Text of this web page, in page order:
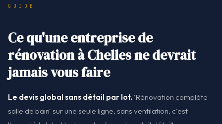
GUIDE
Ce qu'une entreprise de
rénovation à Chelles ne devrait
jamais vous faire
Le devis global sans détail par lot. 'Rénovation complète
salle de bain' sur une seule ligne, sans ventilation, c'est